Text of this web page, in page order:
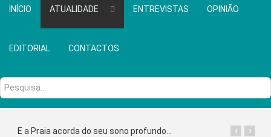
INÍCIO ATUALIDADE ENTREVISTAS OPINIÃO
EDITORIAL CONTACTOS
Pesquisa...
E a Praia acorda do seu sono profundo... ›
‹